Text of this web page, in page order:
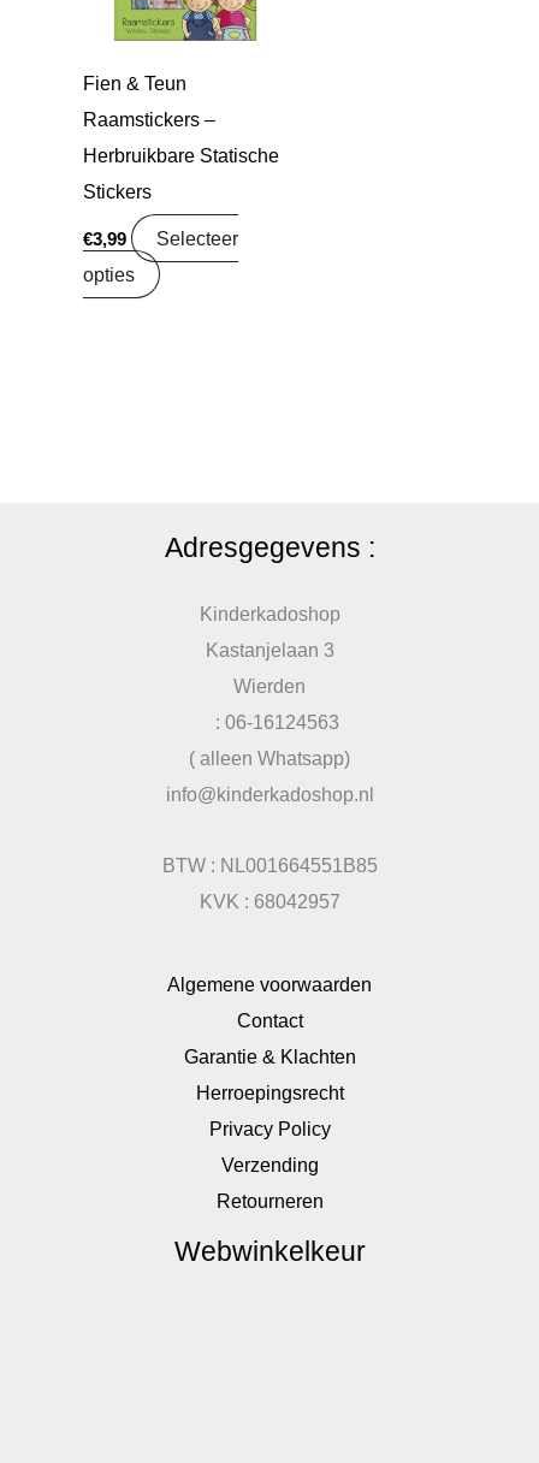
Fien & Teun
Raamstickers –
Herbruikbare Statische
Stickers
€3,99
Selecteer
opties
Adresgegevens :
Kinderkadoshop
Kastanjelaan 3
Wierden
: 06-16124563
( alleen Whatsapp)
info@kinderkadoshop.nl
BTW : NL001664551B85
KVK : 68042957
Algemene voorwaarden
Contact
Garantie & Klachten
Herroepingsrecht
Privacy Policy
Verzending
Retourneren
Webwinkelkeur